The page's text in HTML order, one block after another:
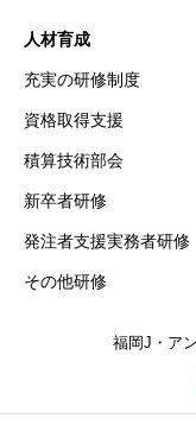
人材育成
充実の研修制度
資格取得支援
積算技術部会
新卒者研修
発注者支援実務者研修
その他研修
福岡J・ア